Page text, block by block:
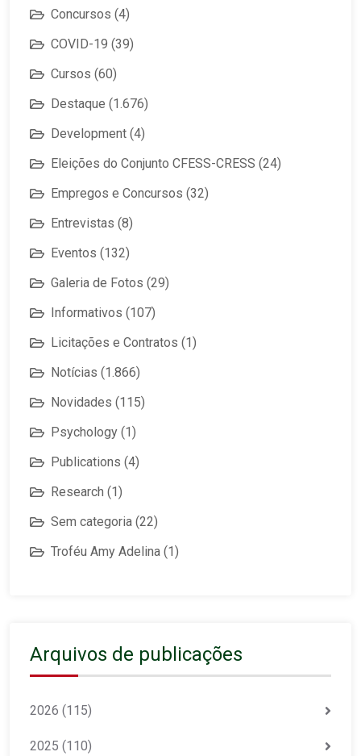
Concursos (4)
COVID-19 (39)
Cursos (60)
Destaque (1.676)
Development (4)
Eleições do Conjunto CFESS-CRESS (24)
Empregos e Concursos (32)
Entrevistas (8)
Eventos (132)
Galeria de Fotos (29)
Informativos (107)
Licitações e Contratos (1)
Notícias (1.866)
Novidades (115)
Psychology (1)
Publications (4)
Research (1)
Sem categoria (22)
Troféu Amy Adelina (1)
Arquivos de publicações
2026 (115)
2025 (110)